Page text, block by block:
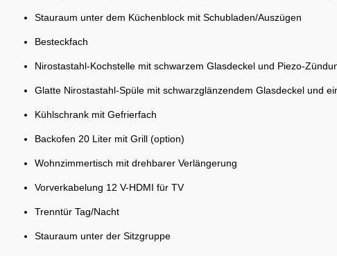
Stauraum unter dem Küchenblock mit Schubladen/Auszügen
Besteckfach
Nirostastahl-Kochstelle mit schwarzem Glasdeckel und Piezo-
Glatte Nirostastahl-Spüle mit schwarzglänzendem Glasdeckel und
Kühlschrank mit Gefrierfach
Backofen 20 Liter mit Grill (option)
Wohnzimmertisch mit drehbarer Verlängerung
Vorverkabelung 12 V-HDMI für TV
Trenntür Tag/Nacht
Stauraum unter der Sitzgruppe